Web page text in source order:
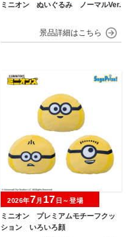
ミニオン ぬいぐるみ ノーマルVer.
ミニオン プレミアムモチーフクッ
ション いろいろ顔
2026年7月 17 日～登場